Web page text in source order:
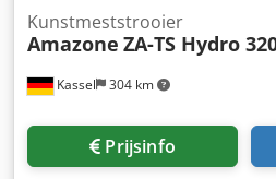
Kassel 304 km
Kunstmeststrooier
Amazone ZA-TS Hydro
Prijsinfo